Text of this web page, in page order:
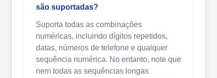
são suportadas?
Suporta todas as combinações
numéricas, incluindo dígitos repetidos,
datas, números de telefone e qualquer
sequência numérica. No entanto, note que
nem todas as sequências longas